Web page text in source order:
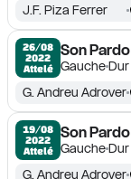
J.F. Piza Ferrer
26/08
2022
Attelé
Son Pardo
GaucheDur
G. Andreu Adrover
19/08
2022
Attelé
Son Pardo
GaucheDur
G. Andreu Adrover